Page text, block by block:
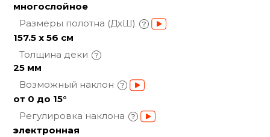
многослойное
Размеры полотна (ДхШ)
157.5 х 56 см
Толщина деки
25 мм
Возможный наклон
от 0 до 15°
Регулировка наклона
электронная